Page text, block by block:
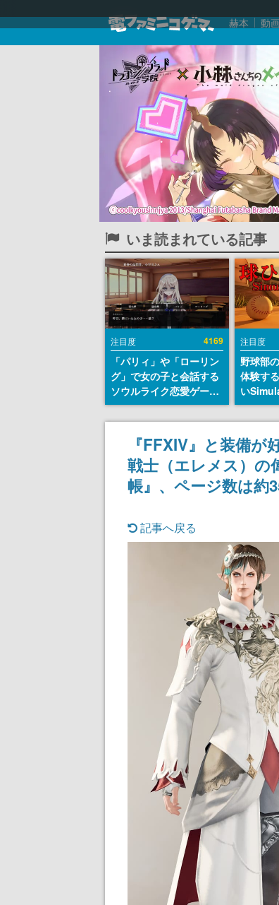
赫本 動
いま読まれている記事
注目度 4169
「パリィ」や「ローリン
グ」で女の子と会話する
ソウルライク恋愛ゲーム
『小早川さんはソウルラ
イク』無料公開。返事に
失敗すると「YOU
DIED」
注目度
野球部
体験す
い
のウィ
とにチ
SNSで
ダム・
ェコの
称賛の声
『FFXIV』と装備
戦士（エレメス）
帳』、ページ数は約
記事へ戻る